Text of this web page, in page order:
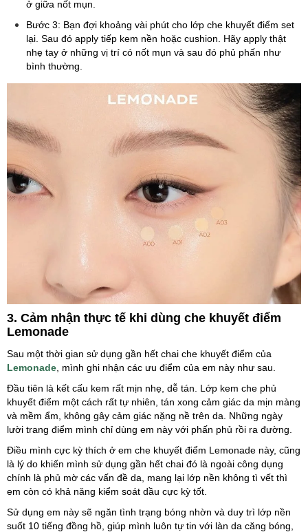
ở giữa nốt mụn.
Bước 3: Bạn đợi khoảng vài phút cho lớp che khuyết điểm set
lại. Sau đó apply tiếp kem nền hoặc cushion. Hãy apply thật
nhẹ tay ở những vị trí có nốt mụn và sau đó phủ phấn như
bình thường.
3. Cảm nhận thực tế khi dùng che khuyết điểm
Lemonade
Sau một thời gian sử dụng gần hết chai che khuyết điểm của
Lemonade , mình ghi nhận các ưu điểm của em này như sau.
Đầu tiên là kết cấu kem rất mịn nhẹ, dễ tán. Lớp kem che phủ
khuyết điểm một cách rất tự nhiên, tán xong cảm giác da mịn màng
và mềm ẩm, không gây cảm giác nặng nề trên da. Những ngày
lười trang điểm mình chỉ dùng em này với phấn phủ rồi ra đường.
Điều mình cực kỳ thích ở em che khuyết điểm Lemonade này, cũng
là lý do khiến mình sử dụng gần hết chai đó là ngoài công dụng
chính là phủ mờ các vấn đề da, mang lại lớp nền không tì vết thì
em còn có khả năng kiểm soát dầu cực kỳ tốt.
Sử dụng em này sẽ ngăn tình trạng bóng nhờn và duy trì lớp nền
suốt 10 tiếng đồng hồ, giúp mình luôn tự tin với làn da căng bóng,